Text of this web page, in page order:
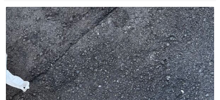
れ買いに行ってくれたんだ…😭
ト
数
数